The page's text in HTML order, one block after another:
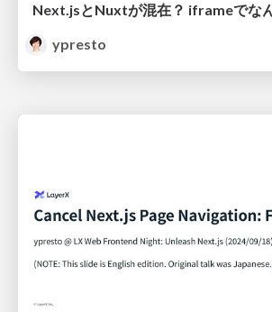
Next.jsとNuxtが混在？ iframeでな
ypresto